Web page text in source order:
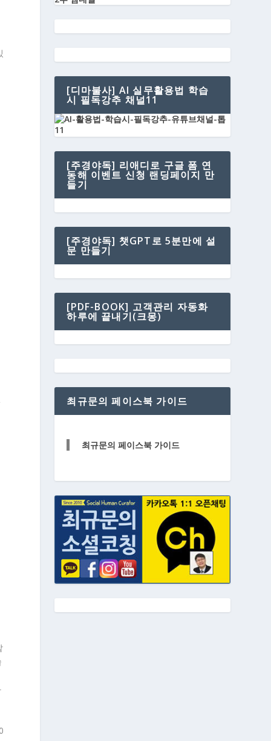
[디마불사] AI 실무활용법 학습
시 필독강추 채널11
[주경야독] 리애디로 구글 폼 연
동해 이벤트 신청 랜딩페이지 만
들기
[주경야독] 챗GPT로 5분만에 설
문 만들기
[PDF-BOOK] 고객관리 자동화
하루에 끝내기(크몽)
최규문의 페이스북 가이드
최규문의 페이스북 가이드